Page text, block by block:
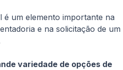
é um elemento importante na
e na solicitação de um
variedade de opções de